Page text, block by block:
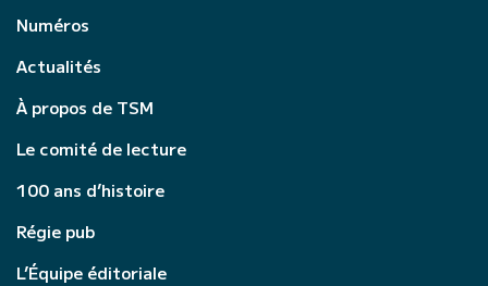
Numéros
Actualités
À propos de TSM
Le comité de lecture
100 ans d’histoire
Régie pub
L’Équipe éditoriale